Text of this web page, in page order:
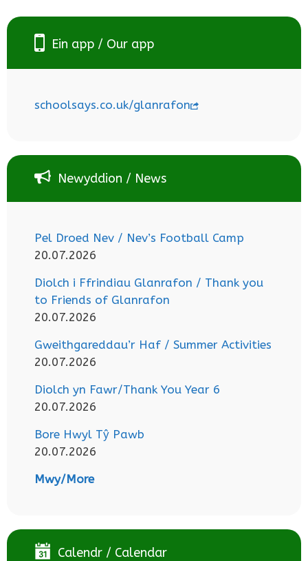
Ein app / Our app
schoolsays.co.uk/glanrafon
Newyddion / News
Pel Droed Nev / Nev’s Football Camp
20.07.2026
Diolch i Ffrindiau Glanrafon / Thank you
to Friends of Glanrafon
20.07.2026
Gweithgareddau’r Haf / Summer Activities
20.07.2026
Diolch yn Fawr/Thank You Year 6
20.07.2026
Bore Hwyl Tŷ Pawb
20.07.2026
Mwy/More
Calendr / Calendar